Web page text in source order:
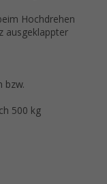
Hochdrehen
ausgeklappter
bzw.
500 kg